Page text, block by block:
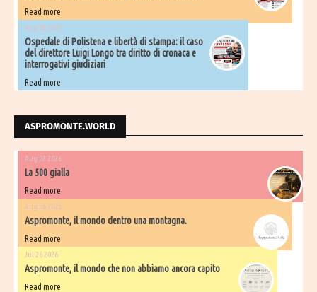
Read more
Aug 08 2026
Ospedale di Polistena e libertà di stampa: il caso
del direttore Luigi Longo tra diritto di cronaca e
interrogativi giudiziari
Read more
ASPROMONTE.WORLD
Aug 07 2026
La 500 gialla
Read more
Aug 06 2026
Aspromonte, il mondo dentro una montagna.
Read more
Jul 26 2026
Aspromonte, il mondo che non abbiamo ancora capito
Read more